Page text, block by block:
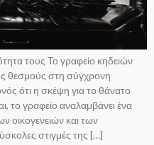
τους Το γραφείο κηδειών
θεσμούς στη σύγχρονη
ότι η σκέψη για το θάνατο
το γραφείο αναλαμβάνει ένα
οικογενειών και των
στιγμές της […]